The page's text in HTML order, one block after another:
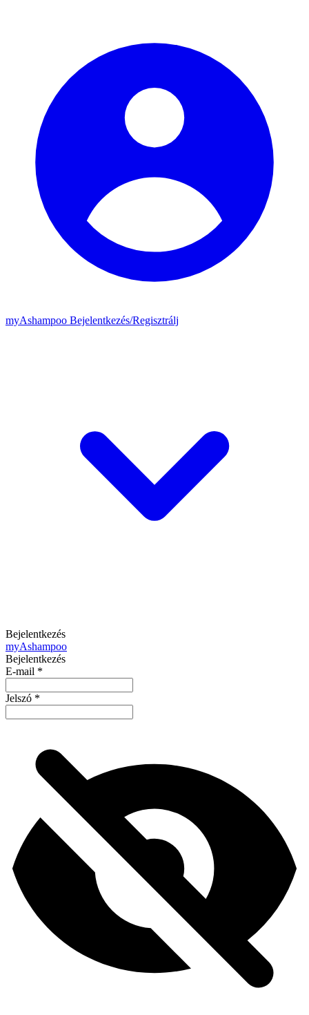
myAshampoo Bejelentkezés/Regisztrálj
Bejelentkezés
myAshampoo
Bejelentkezés
E-mail *
Jelszó *